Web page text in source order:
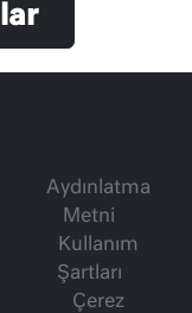
Aydınlatma
Metni
Kullanım
Şartları
Çerez